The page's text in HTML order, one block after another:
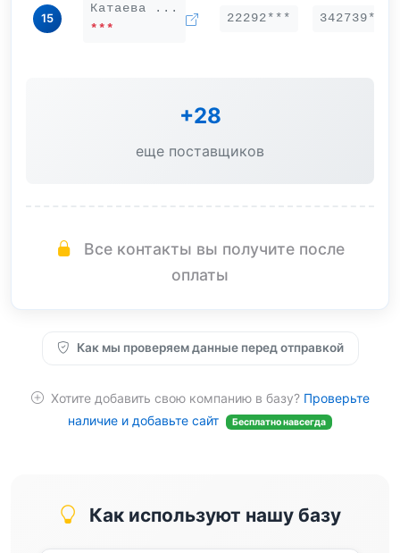
15
Катаева ...
***
22292*** 342739***
+28
еще поставщиков
Все контакты вы получите после
оплаты
Как мы проверяем данные перед отправкой
Хотите добавить свою компанию в базу? Проверьте
наличие и добавьте сайт
Бесплатно навсегда
Как используют нашу базу